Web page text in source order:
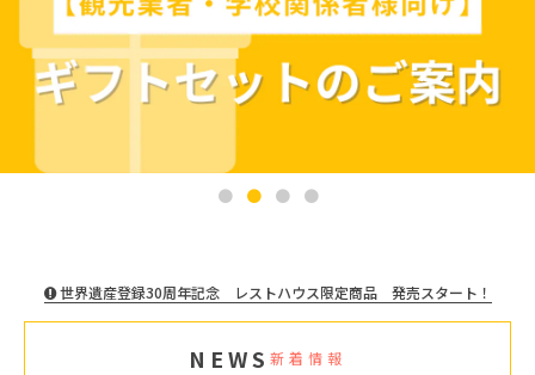
世界遺産登録30周年記念 レストハウス限定商品 発売スタート！
NEWS 新着情報